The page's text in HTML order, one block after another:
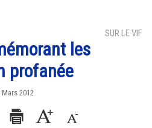
SUR LE VIF
les
profanée
2012